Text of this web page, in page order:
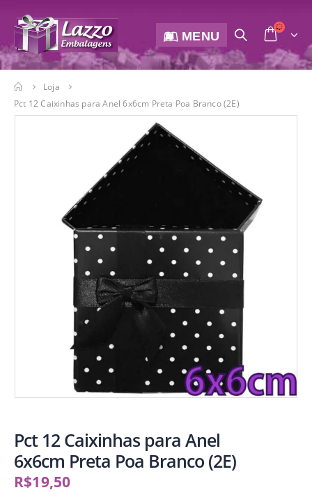
MENU
Loja
Pct 12 Caixinhas para Anel 6x6cm Preta Poa Branco (2E)
Pct 12 Caixinhas para Anel
6x6cm Preta Poa Branco (2E)
R$19,50